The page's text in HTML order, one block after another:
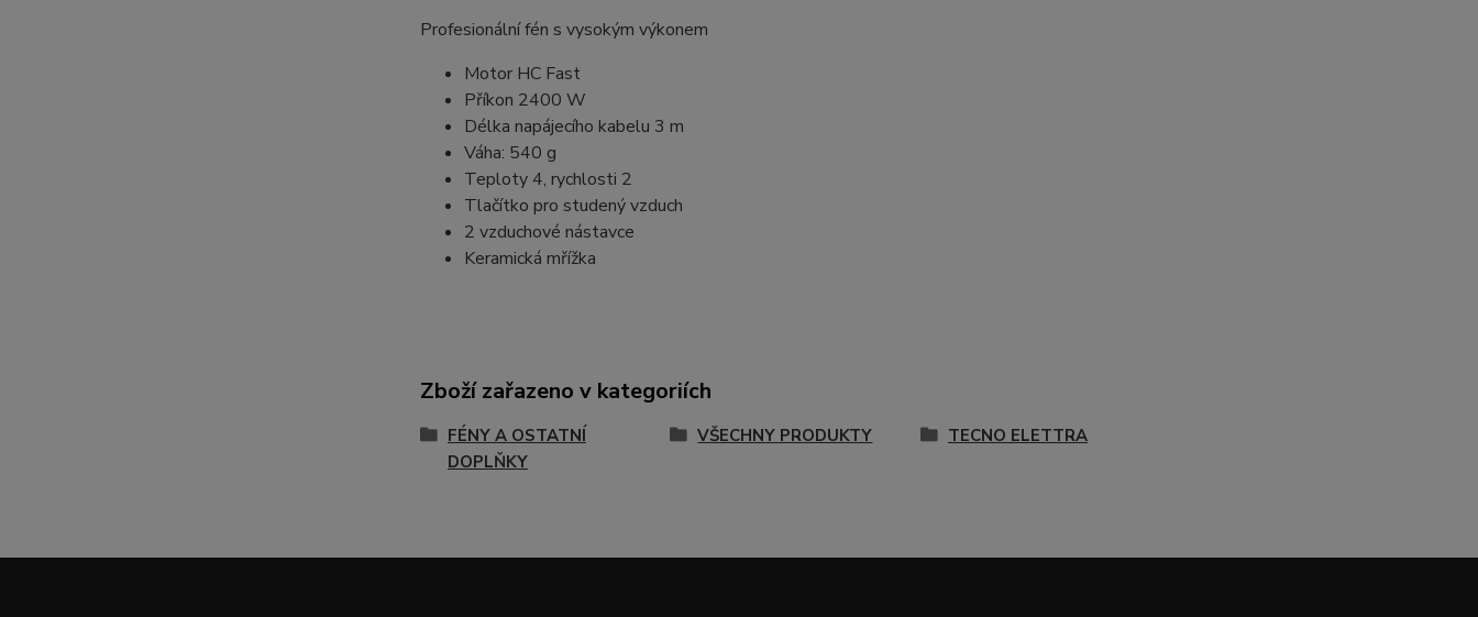
Profesionální fén s vysokým výkonem
Motor HC Fast
Příkon 2400 W
Délka napájecího kabelu 3 m
Váha: 540 g
Teploty 4, rychlosti 2
Tlačítko pro studený vzduch
2 vzduchové nástavce
Keramická mřížka
Zboží zařazeno v kategoriích
FÉNY A OSTATNÍ
DOPLŇKY
VŠECHNY PRODUKTY TECNO ELETTRA